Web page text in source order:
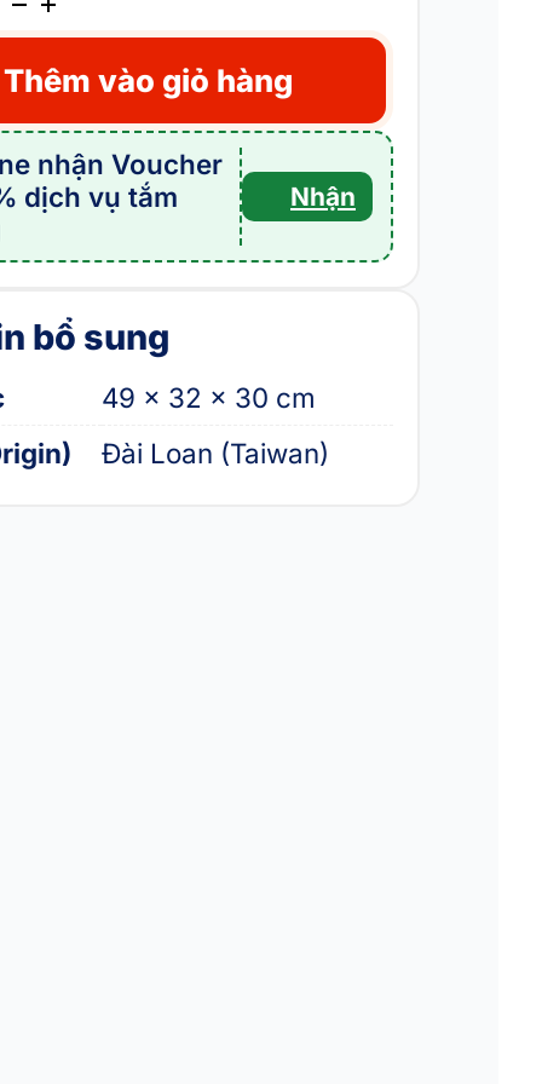
Thêm vào giỏ hàng
nhận Voucher
dịch vụ tắm
Nhận
bổ sung
49 × 32 × 30 cm
Đài Loan (Taiwan)